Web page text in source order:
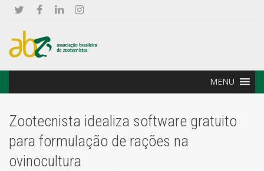
MENU
Zootecnista idealiza software gratuito
para formulação de rações na
ovinocultura